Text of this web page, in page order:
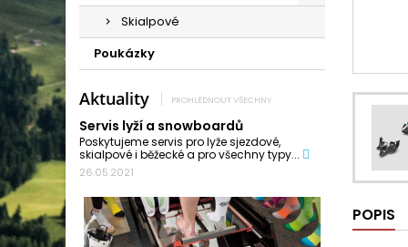
Skialpové
Poukázky
Aktuality PROHLÉDNOUT VŠECHNY
Servis lyží a snowboardů
Poskytujeme servis pro lyže sjezdové,
skialpové i běžecké a pro všechny typy...
26.05.2021
POPIS